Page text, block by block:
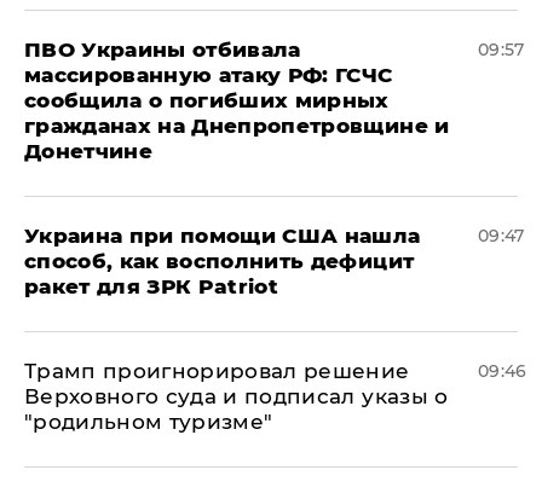
ПВО Украины отбивала
массированную атаку РФ: ГСЧС
сообщила о погибших мирных
гражданах на Днепропетровщине и
Донетчине
09:57
Украина при помощи США нашла
способ, как восполнить дефицит
ракет для ЗРК Patriot
09:47
Трамп проигнорировал решение
Верховного суда и подписал указы о
"родильном туризме"
09:46